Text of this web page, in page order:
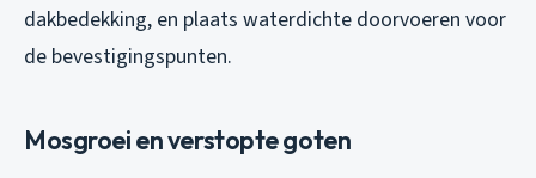
dakbedekking, en plaats waterdichte doorvoeren voor
de bevestigingspunten.
Mosgroei en verstopte goten